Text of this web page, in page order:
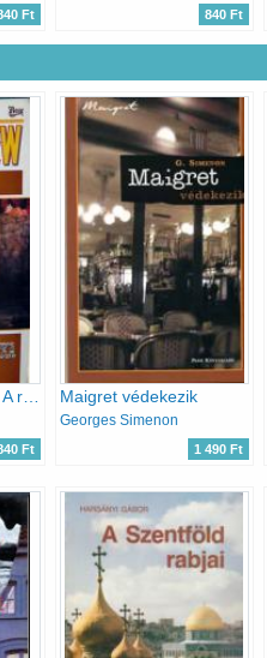
Ft 840 Ft
Ft
Maigret védekezik
Georges Simenon
1 490 Ft